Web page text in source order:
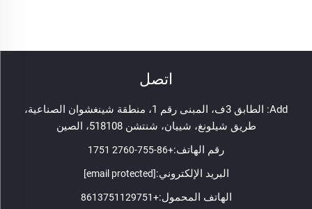
اتصل
Add: الطابق 3ف، المبنى رقم 1، منطقة شينغشوان الصناعية،
طريق شيلونغ، شييان، شنتشن 518108، الصين
رقم الهاتف:+86-755-2760 1751
البريد الإلكتروني:[email protected]
الهاتف المحمول:+8613751129751